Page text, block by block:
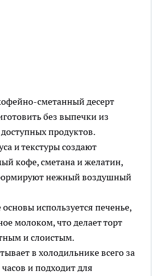
сметанный десерт
без выпечки из
продуктов.
и текстуры создают
кофе, сметана и желатин,
нежный воздушный
основы используется печенье,
молоком, что делает торт
и слоистым.
в холодильнике всего за
и подходит для